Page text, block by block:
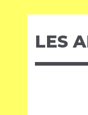
LES